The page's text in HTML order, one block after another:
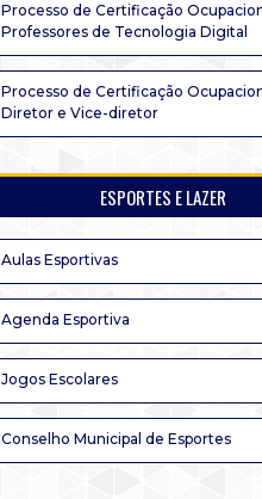
Processo de Certificação
Professores de Tecnologia Digital
Processo de Certificação
Diretor e Vice-diretor
ESPORTES E LAZER
Aulas Esportivas
Agenda Esportiva
Jogos Escolares
Conselho Municipal de Esportes